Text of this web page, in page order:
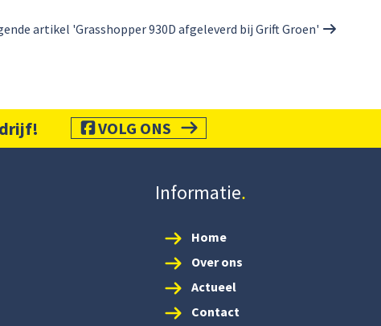
artikel 'Grasshopper 930D afgeleverd bij Grift Groen'
VOLG ONS
Informatie
Home
Over ons
Actueel
Contact